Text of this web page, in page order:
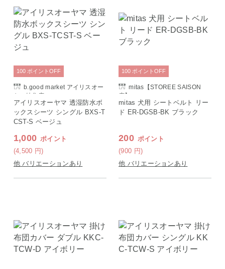
b.good market アイリスオー
ヤマ特集店
アイリスオーヤマ 透湿防水ボ
ックスシーツ シングル BXS-T
CST-S ベージュ
1,000 ポイント
(4,500 円)
100 ポイント OFF
他 バリエーションあり
mitas【STOREE SAISON
店】
mitas 犬用 シートベルト リー
ド ER-DGSB-BK ブラック
200 ポイント
(900 円)
100 ポイント OFF
他 バリエーションあり